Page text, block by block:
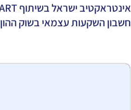
חשבון השקעות עצמאי בשוק ההון.